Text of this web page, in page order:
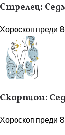
Стрелец:
Хороскоп преди
Скорпион:
Хороскоп преди